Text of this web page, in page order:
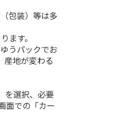
包装）等は多
ます。
うパックでお
産地が変わる
を選択、必要
面での「カー